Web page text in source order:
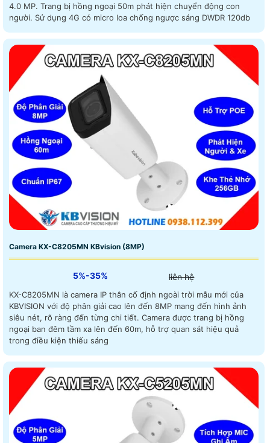
4.0 MP. Trang bị hồng ngoại 50m phát hiện chuyển động con
người. Sử dụng 4G có micro loa chống ngược sáng DWDR 120db
Camera KX-C8205MN KBvision (8MP)
5%-35% liên hệ
KX-C8205MN là camera IP thân cố định ngoài trời mẫu mới của
KBVISION với độ phân giải cao lên đến 8MP mang đến hình ảnh
siêu nét, rõ ràng đến từng chi tiết. Camera được trang bị hồng
ngoại ban đêm tầm xa lên đến 60m, hỗ trợ quan sát hiệu quả
trong điều kiện thiếu sáng